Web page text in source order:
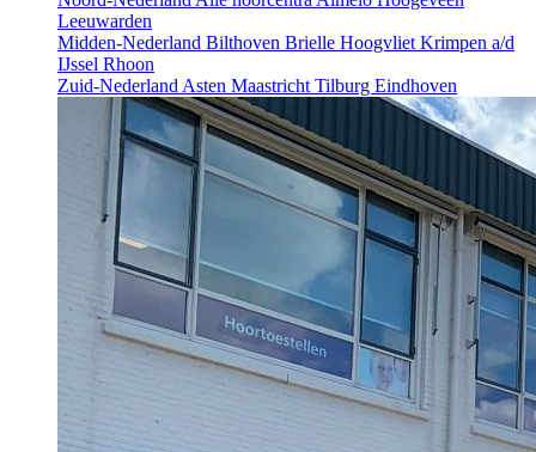
Leeuwarden
Midden-Nederland Bilthoven Brielle HoogvlietKrimpen a/d
IJssel Rhoon
Zuid-NederlandAsten MaastrichtTilburg Eindhoven